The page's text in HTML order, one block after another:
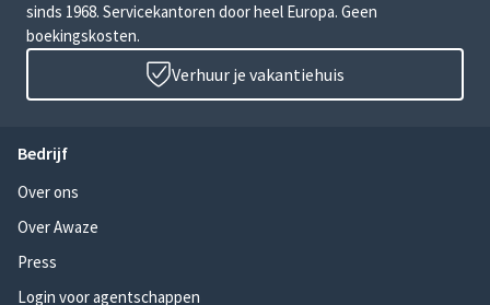
sinds 1968. Servicekantoren door heel Europa. Geen
boekingskosten.
Verhuur je vakantiehuis
Bedrijf
Over ons
Over Awaze
Press
Login voor agentschappen